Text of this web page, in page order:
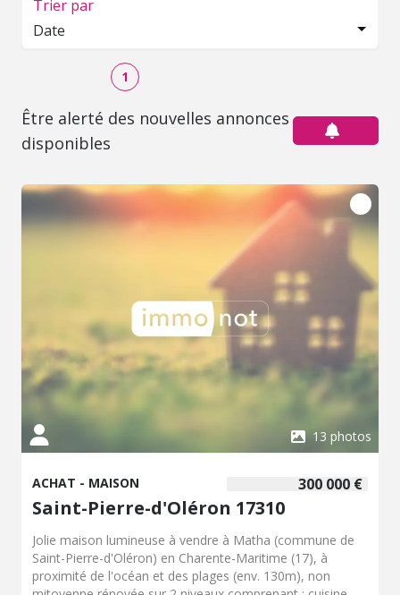
Trier par
Date
1
Être alerté des nouvelles annonces
disponibles
13 photos
300 000 €
ACHAT - MAISON
Saint-Pierre-d'Oléron 17310
Jolie maison lumineuse à vendre à Matha (commune de
Saint-Pierre-d'Oléron) en Charente-Maritime (17), à
proximité de l'océan et des plages (env. 130m), non